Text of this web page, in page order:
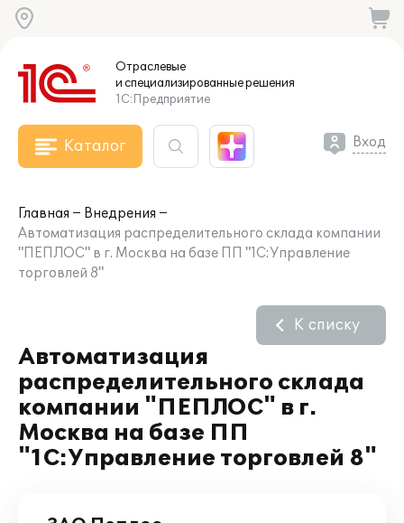
Отраслевые
и специализированныерешения
1С:Предприятие
Каталог Вход
Главная
Внедрения
Автоматизация распределительного склада компании
"ПЕПЛОС" в г. Москва на базе ПП "1С:Управление
торговлей 8"
Автоматизация
распределительного склада
компании "ПЕПЛОС" в г.
Москва на базе ПП
"1С:Управление торговлей 8"
К списку